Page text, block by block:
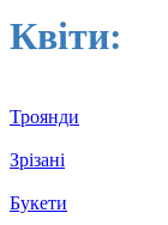
Квіти:
Троянди
Зрізані
Букети